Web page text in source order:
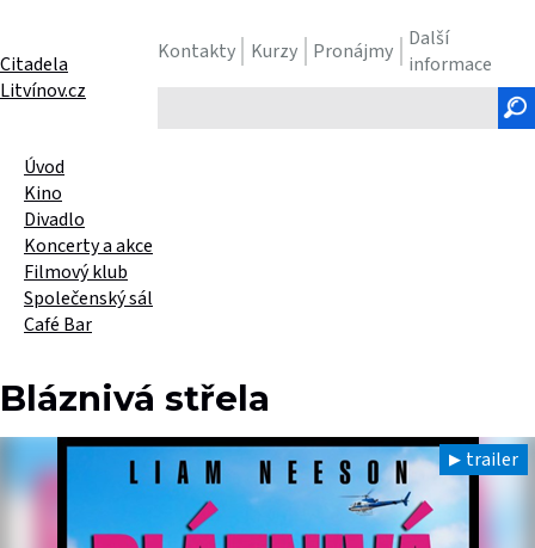
Kontakty Kurzy Pronájmy
Další
informace
text
Citadela
Litvínov.cz
Úvod
Kino
Divadlo
Koncerty a akce
Filmový klub
Společenský sál
Café Bar
Bláznivá střela
trailer